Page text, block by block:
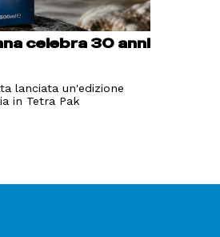
celebra 30 anni
lanciata un'edizione
in Tetra Pak